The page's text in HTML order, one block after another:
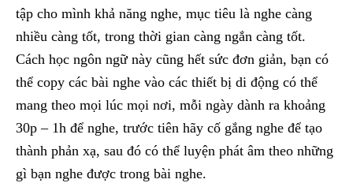
tập cho mình khả năng nghe, mục tiêu là nghe càng
nhiều càng tốt, trong thời gian càng ngắn càng tốt.
Cách học ngôn ngữ này cũng hết sức đơn giản, bạn có
thể copy các bài nghe vào các thiết bị di động có thể
mang theo mọi lúc mọi nơi, mỗi ngày dành ra khoảng
30p – 1h để nghe, trước tiên hãy cố gắng nghe để tạo
thành phản xạ, sau đó có thể luyện phát âm theo những
gì bạn nghe được trong bài nghe.